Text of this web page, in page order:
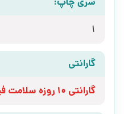
1
گارانتی
گارانتی 10 روزه سلامت فیزیکی کتاب